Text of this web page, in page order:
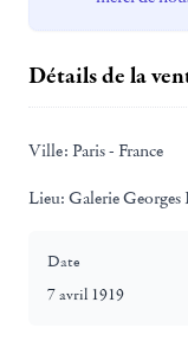
Détails de la
Ville: Paris - France
Lieu: Galerie Georges
Date
7 avril 1919